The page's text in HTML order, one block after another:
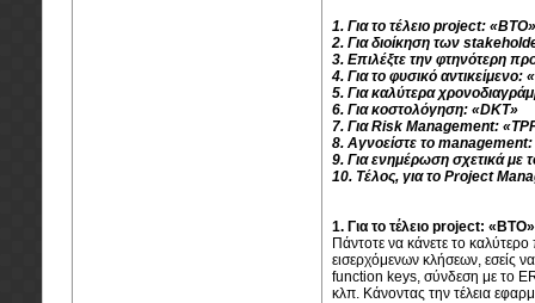
1. Για το τέλειο project: «BTO»
2. Για διοίκηση των
3. Επιλέξτε την φτηνότερη
4. Για το φυσικό αντικείμενο:
5. Για καλύτερα
6. Για κοστολόγηση: «DKΤ»
7. Για Risk Management:
8. Αγνοείστε το
9. Για ενημέρωση σχετικά με
10. Τέλος, για το Project
1. Για το τέλειο project: «BTO»
Πάντοτε να κάνετε το
εισερχόμενων κλήσεων, εσείς
function keys, σύνδεση με το
κλπ. Κάνοντας την τέλεια